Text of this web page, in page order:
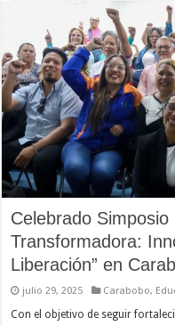
Celebrado Simposio
Transformadora:
Liberación” en
julio 29, 2025 Carabobo,
Con el objetivo de seguir